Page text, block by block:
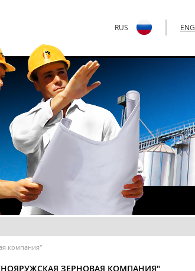
ЗЕРНОВАЯ КОМПАНИЯ"
компания"
RUS ENG